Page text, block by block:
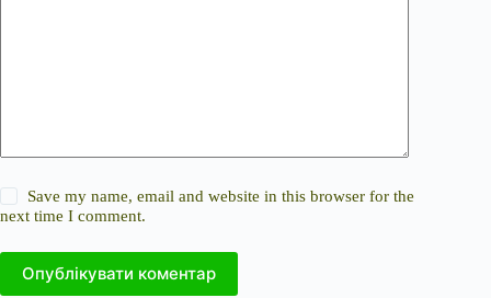
Save my name, email and website in this browser for the
next time I comment.
Опублікувати коментар